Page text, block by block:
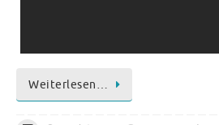
Weiterlesen…